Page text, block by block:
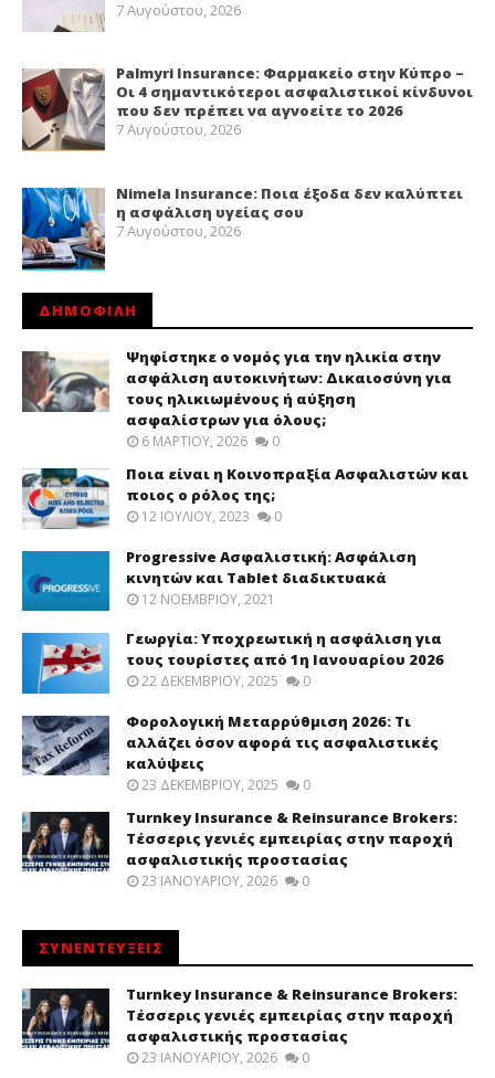
7 Αυγούστου, 2026
Palmyri Insurance: Φαρμακείο στην Κύπρο –
Οι 4 σημαντικότεροι ασφαλιστικοί κίνδυνοι
που δεν πρέπει να αγνοείτε το 2026
7 Αυγούστου, 2026
Nimela Insurance: Ποια έξοδα δεν καλύπτει
η ασφάλιση υγείας σου
7 Αυγούστου, 2026
ΔΗΜΟΦΙΛΗ
Ψηφίστηκε ο νομός για την ηλικία στην
ασφάλιση αυτοκινήτων: Δικαιοσύνη για
τους ηλικιωμένους ή αύξηση
ασφαλίστρων για όλους;
6 ΜΑΡΤΊΟΥ, 2026 0
Ποια είναι η Κοινοπραξία Ασφαλιστών και
ποιος ο ρόλος της;
12 ΙΟΥΛΊΟΥ, 2023 0
Progressive Ασφαλιστική: Ασφάλιση
κινητών και Tablet διαδικτυακά
12 ΝΟΕΜΒΡΊΟΥ, 2021
Γεωργία: Υποχρεωτική η ασφάλιση για
τους τουρίστες από 1η Ιανουαρίου 2026
22 ΔΕΚΕΜΒΡΊΟΥ, 2025 0
Φορολογική Μεταρρύθμιση 2026: Τι
αλλάζει όσον αφορά τις ασφαλιστικές
καλύψεις
23 ΔΕΚΕΜΒΡΊΟΥ, 2025 0
Turnkey Insurance & Reinsurance Brokers:
Τέσσερις γενιές εμπειρίας στην παροχή
ασφαλιστικής προστασίας
23 ΙΑΝΟΥΑΡΊΟΥ, 2026 0
ΣΥΝΕΝΤΕΥΞΕΙΣ
Turnkey Insurance & Reinsurance Brokers:
Τέσσερις γενιές εμπειρίας στην παροχή
ασφαλιστικής προστασίας
23 ΙΑΝΟΥΑΡΊΟΥ, 2026 0